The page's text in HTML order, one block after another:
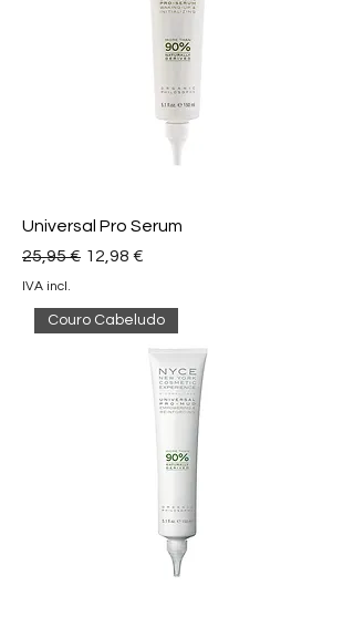
Universal Pro Serum
Preço normal
25,95 € Preço promocional
12,98 €
IVA incl.
Couro Cabeludo